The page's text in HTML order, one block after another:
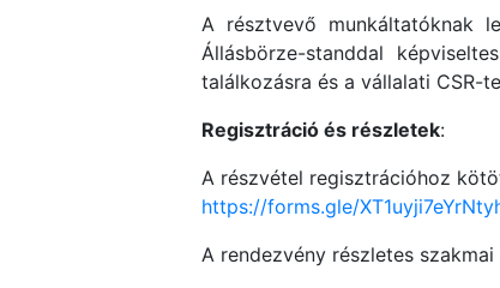
A résztvevő munkáltatóknak
Állásbörze-standdal
találkozásra és a vállalati CSR-
Regisztráció és részletek:
A részvétel regisztrációhoz
https://forms.gle/
A rendezvény részletes